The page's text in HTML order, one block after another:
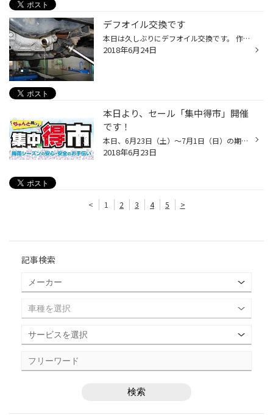
デフオイル交換です
本日は久しぶりにデフオイル交換です。 作業工程はエンジンオイルと同じで所定のドレインボルトを緩めてオイルを出して 新しいオイルを入れていく。 エンジンオイルオイル交換と同じです。 定期的に交換すればお車長持ちしやすくなると思います。 気になる人、やってみたい人はお声かけください。
2018年6月24日
本日より、セール「集中得市」開催
です！
本日、6月23日（土）～7月1日（日）の期間中は ちゃんと買い。『 集中得市 』を開催致します！ 梅雨の時期は、雨の日が多いので、タイヤの溝が少ないと 雨の日とっても危険です！ 雨の日のブレーキに「ヒヤッ」とした事ありませんか？ 雨の日でも【安心感が違う】タイヤをご用意しております！ また...
2018年6月23日
< 1 2 3 4 5 >
記事検索